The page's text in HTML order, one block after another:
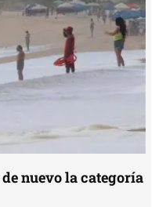
nuevo la categoría